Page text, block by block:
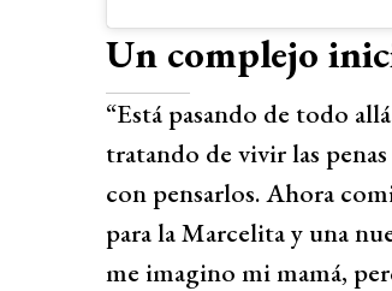
Un complejo
“Está pasando de todo
tratando de vivir las
con pensarlos. Ahora
para la Marcelita y una
me imagino mi mamá,